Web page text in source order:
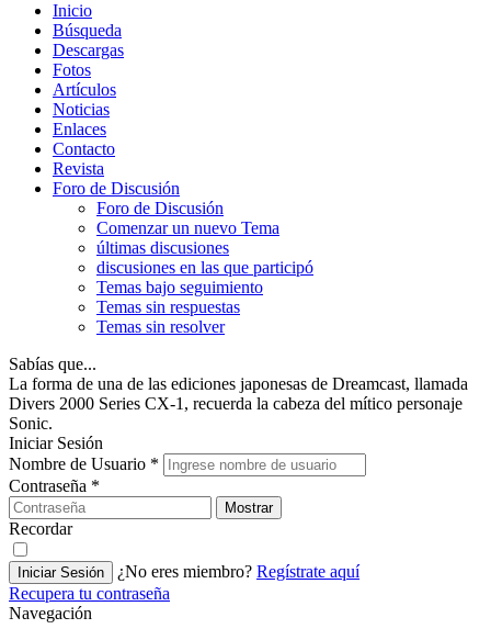
Inicio
Búsqueda
Descargas
Fotos
Artículos
Noticias
Enlaces
Contacto
Revista
Foro de Discusión
Foro de Discusión
Comenzar un nuevo Tema
últimas discusiones
discusiones en las que participó
Temas bajo seguimiento
Temas sin respuestas
Temas sin resolver
Sabías que...
La forma de una de las ediciones japonesas de Dreamcast, llamada
Divers 2000 Series CX-1, recuerda la cabeza del mítico personaje
Sonic.
Iniciar Sesión
Nombre de Usuario *
Contraseña *
Mostrar
Recordar
Iniciar Sesión ¿No eres miembro? Regístrate aquí
Recupera tu contraseña
Navegación